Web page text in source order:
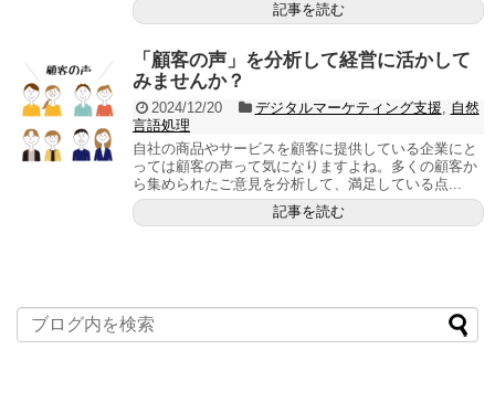
記事を読む
「顧客の声」を分析して経営に活かして
みませんか？
2024/12/20 デジタルマーケティング支援, 自然
言語処理
自社の商品やサービスを顧客に提供している企業にと
っては顧客の声って気になりますよね。多くの顧客か
ら集められたご意見を分析して、満足している点...
記事を読む